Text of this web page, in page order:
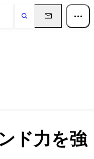
ド力を強